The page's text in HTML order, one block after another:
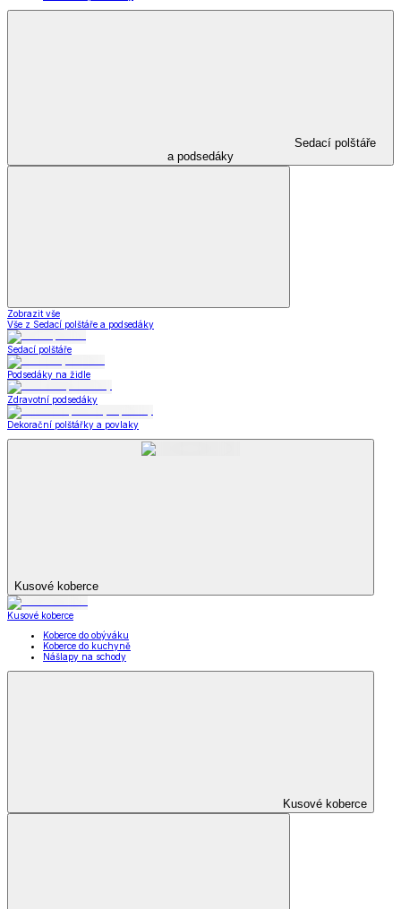
Sedací polštáře
a podsedáky
Zobrazit vše
Vše z Sedací polštáře a podsedáky
Sedací polštáře
Podsedáky na židle
Zdravotní podsedáky
Dekorační polštářky a povlaky
Kusové koberce
Kusové koberce
Koberce do obýváku
Koberce do kuchyně
Nášlapy na schody
Kusové koberce